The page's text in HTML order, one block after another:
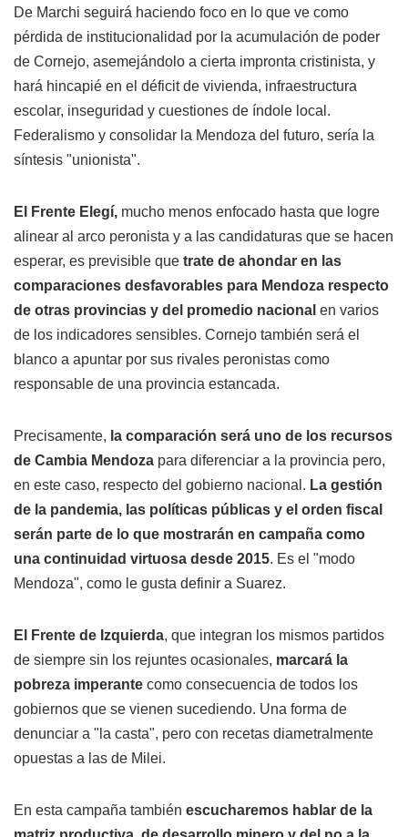
De Marchi seguirá haciendo foco en lo que ve como
pérdida de institucionalidad por la acumulación de poder
de Cornejo, asemejándolo a cierta impronta cristinista, y
hará hincapié en el déficit de vivienda, infraestructura
escolar, inseguridad y cuestiones de índole local.
Federalismo y consolidar la Mendoza del futuro, sería la
síntesis "unionista".
El Frente Elegí, mucho menos enfocado hasta que logre
alinear al arco peronista y a las candidaturas que se hacen
esperar, es previsible que trate de ahondar en las
comparaciones desfavorables para Mendoza respecto
de otras provincias y del promedio nacional en varios
de los indicadores sensibles. Cornejo también será el
blanco a apuntar por sus rivales peronistas como
responsable de una provincia estancada.
Precisamente, la comparación será uno de los recursos
de Cambia Mendoza para diferenciar a la provincia pero,
en este caso, respecto del gobierno nacional. La gestión
de la pandemia, las políticas públicas y el orden fiscal
serán parte de lo que mostrarán en campaña como
una continuidad virtuosa desde 2015. Es el "modo
Mendoza", como le gusta definir a Suarez.
El Frente de Izquierda, que integran los mismos partidos
de siempre sin los rejuntes ocasionales, marcará la
pobreza imperante como consecuencia de todos los
gobiernos que se vienen sucediendo. Una forma de
denunciar a "la casta", pero con recetas diametralmente
opuestas a las de Milei.
En esta campaña también escucharemos hablar de la